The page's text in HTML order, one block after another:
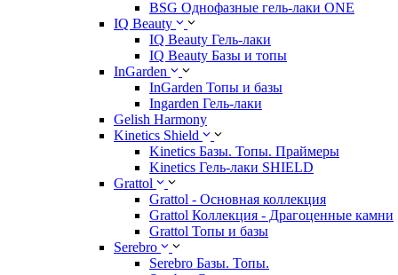
BSG Однофазные гель-лаки ONE
IQ Beauty
IQ Beauty Гель-лаки
IQ Beauty Базы и топы
InGarden
InGarden Топы и базы
Ingarden Гель-лаки
Gelish Harmony
Kinetics Shield
Kinetics Базы. Топы. Праймеры
Kinetics Гель-лаки SHIELD
Grattol
Grattol - Oснoвнaя коллекция
Grattol Коллекция - Драгоценные камни
Grattol Топы и базы
Serebro
Serebro Базы. Топы.